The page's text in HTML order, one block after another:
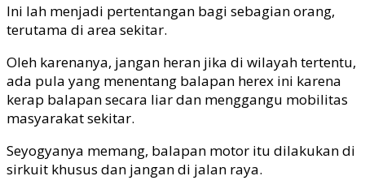
Ini lah menjadi pertentangan bagi sebagian orang,
terutama di area sekitar.
Oleh karenanya, jangan heran jika di wilayah tertentu,
ada pula yang menentang balapan herex ini karena
kerap balapan secara liar dan menggangu mobilitas
masyarakat sekitar.
Seyogyanya memang, balapan motor itu dilakukan di
sirkuit khusus dan jangan di jalan raya.